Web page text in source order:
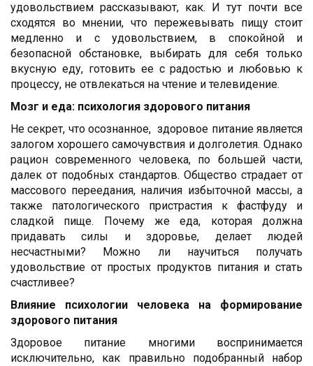
удовольствием рассказывают, как. И тут почти все
сходятся во мнении, что пережевывать пищу стоит
медленно и с удовольствием, в спокойной и
безопасной обстановке, выбирать для себя только
вкусную еду, готовить ее с радостью и любовью к
процессу, не отвлекаться на чтение и телевидение.
Мозг и еда: психология здорового питания
Не секрет, что осознанное, здоровое питание является
залогом хорошего самочувствия и долголетия. Однако
рацион современного человека, по большей части,
далек от подобных стандартов. Общество страдает от
массового переедания, наличия избыточной массы, а
также патологического пристрастия к фастфуду и
сладкой пище. Почему же еда, которая должна
придавать силы и здоровье, делает людей
несчастными? Можно ли научиться получать
удовольствие от простых продуктов питания и стать
счастливее?
Влияние психологии человека на формирование
здорового питания
Здоровое питание многими воспринимается
исключительно, как правильно подобранный набор